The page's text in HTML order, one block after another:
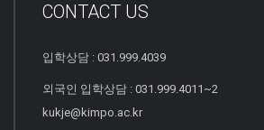
CONTACT US
입학상담 : 031.999.4039
외국인 입학상담 : 031.999.4011~2
kukje@kimpo.ac.kr